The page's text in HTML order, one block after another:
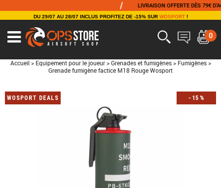
LIVRAISON OFFERTE DÈS 79€
DU 29/07 AU 28/07 INCLUS PROFITEZ DE -15% SUR WOSPORT!
0
Accueil > Equipement pour le joueur > Grenades et fumigènes > Fumigènes >
Grenade fumigène factice M18 Rouge Wosport
WOSPORT DEALS - 15 %